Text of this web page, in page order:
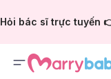
Hỏi bác sĩ trực tuyến